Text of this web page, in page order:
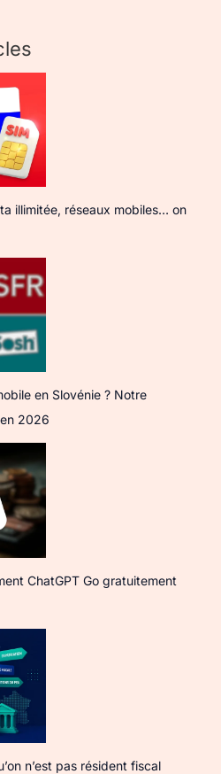
illimitée, réseaux mobiles… on
en Slovénie ? Notre
2026
ChatGPT Go gratuitement
n’est pas résident fiscal